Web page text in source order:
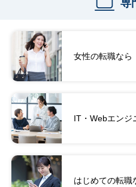
専
女性の転職なら
IT・Webエンジ
はじめての転職